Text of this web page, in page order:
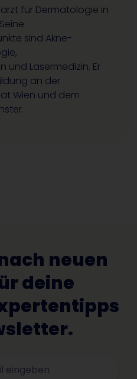
für Dermatologie in
sind Akne-
und Lasermedizin. Er
an der
Wien und dem
neuen
deine